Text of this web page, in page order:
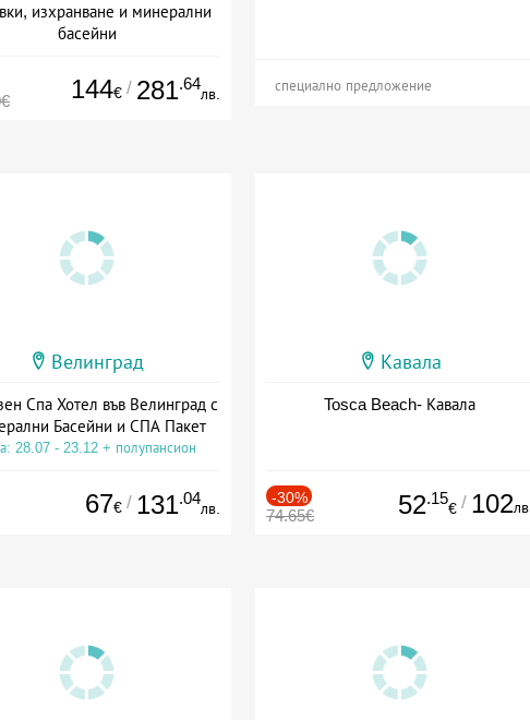
изхранване и минерални
басейни
144€ / 281.64
лв. специално предложение
Велинград
Спа Хотел във Велинград с
Басейни и СПА Пакет
28.07 - 23.12 + полупансион
67€ / 131.04
лв.
Кавала
Tosca Beach- Кавала
-30%
74.65€ 52.15
€ / 102лв.